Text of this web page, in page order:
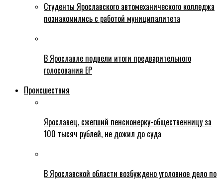
Студенты Ярославского автомеханического колледжа
познакомились с работой муниципалитета
В Ярославле подвели итоги предварительного
голосования ЕР
Происшествия
Ярославец, сжегший пенсионерку-общественницу за
100 тысяч рублей, не дожил до суда
В Ярославской области возбуждено уголовное дело по